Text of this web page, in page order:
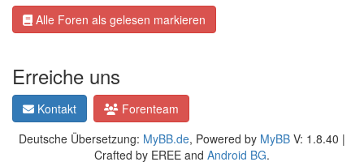
Alle Foren als gelesen markieren
Erreiche uns
Kontakt
Forenteam
Deutsche Übersetzung: MyBB.de, Powered by MyBB V: 1.8.40 |
Crafted by EREE and Android BG.